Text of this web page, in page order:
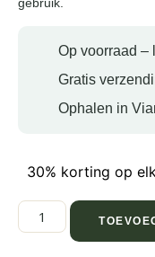
Op voorraad –
Gratis
Ophalen in
30% korting op